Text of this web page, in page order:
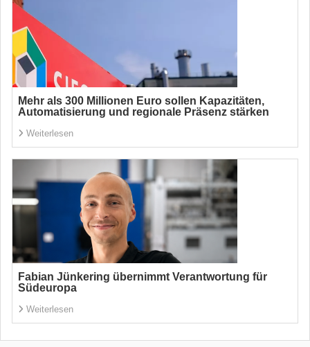
Mehr als 300 Millionen Euro sollen Kapazitäten,
Automatisierung und regionale Präsenz stärken
Weiterlesen
Fabian Jünkering übernimmt Verantwortung für
Südeuropa
Weiterlesen